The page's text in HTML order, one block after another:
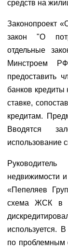
средств на
Законопроект
закон "О
отдельные
Минстроем
предоставить
банков кредиты
ставке,
кредитам.
Вводятся
использование
недвижимости и
«Пепеляев
схема ЖСК в
используется.
по проблемным